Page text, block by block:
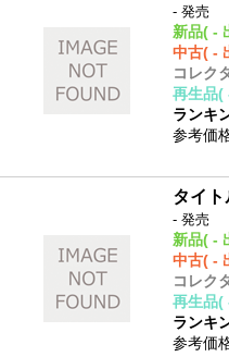
- 発売
新品( -
中古( -
コレク
再生品(
ランキ
参考価
タイト
- 発売
新品( -
中古( -
コレク
再生品(
ランキ
参考価